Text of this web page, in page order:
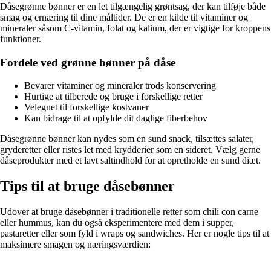
Dåsegrønne bønner er en let tilgængelig grøntsag, der kan tilføje både
smag og ernæring til dine måltider. De er en kilde til vitaminer og
mineraler såsom C-vitamin, folat og kalium, der er vigtige for kroppens
funktioner.
Fordele ved grønne bønner på dåse
Bevarer vitaminer og mineraler trods konservering
Hurtige at tilberede og bruge i forskellige retter
Velegnet til forskellige kostvaner
Kan bidrage til at opfylde dit daglige fiberbehov
Dåsegrønne bønner kan nydes som en sund snack, tilsættes salater,
gryderetter eller ristes let med krydderier som en sideret. Vælg gerne
dåseprodukter med et lavt saltindhold for at opretholde en sund diæt.
Tips til at bruge dåsebønner
Udover at bruge dåsebønner i traditionelle retter som chili con carne
eller hummus, kan du også eksperimentere med dem i supper,
pastaretter eller som fyld i wraps og sandwiches. Her er nogle tips til at
maksimere smagen og næringsværdien: